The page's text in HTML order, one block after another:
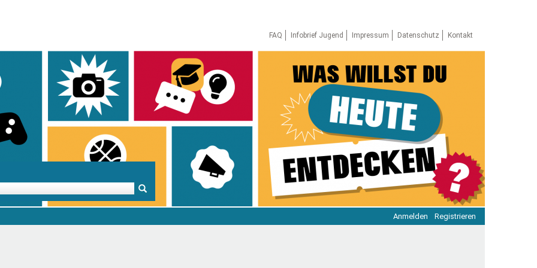
FAQ
Infobrief Jugend Impressum Datenschutz Kontakt
Anmelden Registrieren